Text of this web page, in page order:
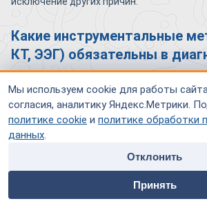
Мы используем cookie для работы
согласия, аналитику Яндекс.Метрики.
политике cookie и политике обработки
данных.
Отклонить
Принять
home people
Специалисты
payment
Какие инструментальные
КТ, ЭЭГ) обязательны в
типичный диагностический маршрут
МРТ или КТ головного мозга — чтобы
структурные изменения:
эпилептическую природу или